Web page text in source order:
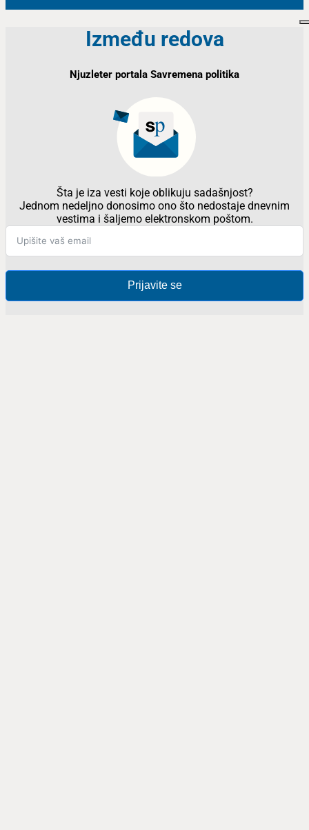
Između redova
Njuzleter portala Savremena politika
Šta je iza vesti koje oblikuju sadašnjost?
Jednom nedeljno donosimo ono što nedostaje dnevnim
vestima i šaljemo elektronskom poštom.
Prijavite se